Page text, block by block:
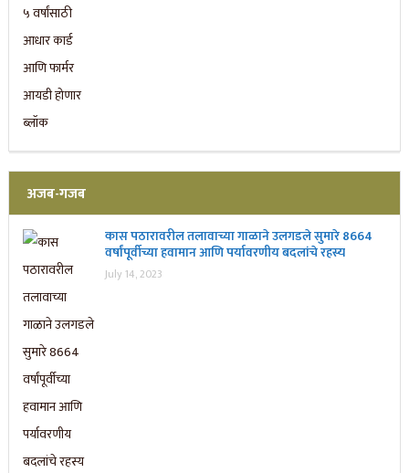
अजब-गजब
कास पठारावरील तलावाच्या गाळाने उलगडले सुमारे 8664
वर्षांपूर्वीच्या हवामान आणि पर्यावरणीय बदलांचे रहस्य
July 14, 2023